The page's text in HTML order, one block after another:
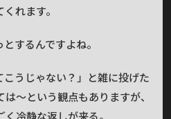
れます。
するんですよね。
こうじゃない？」と雑に投げた
〜という観点もありますが、
冷静な返しが来る。